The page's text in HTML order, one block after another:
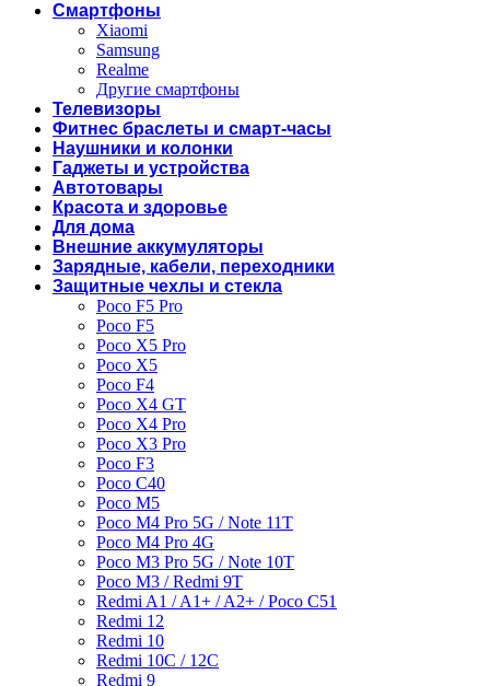
Смартфоны
Xiaomi
Samsung
Realme
Другие смартфоны
Телевизоры
Фитнес браслеты и смарт-часы
Наушники и колонки
Гаджеты и устройства
Автотовары
Красота и здоровье
Для дома
Внешние аккумуляторы
Зарядные, кабели, переходники
Защитные чехлы и стекла
Poco F5 Pro
Poco F5
Poco X5 Pro
Poco X5
Poco F4
Poco X4 GT
Poco X4 Pro
Poco X3 Pro
Poco F3
Poco C40
Poco M5
Poco M4 Pro 5G / Note 11T
Poco M4 Pro 4G
Poco M3 Pro 5G / Note 10T
Poco M3 / Redmi 9T
Redmi A1 / A1+ / A2+ / Poco C51
Redmi 12
Redmi 10
Redmi 10C / 12C
Redmi 9